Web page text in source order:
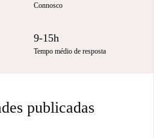
Connosco
9-15h
Tempo médio de resposta
publicadas